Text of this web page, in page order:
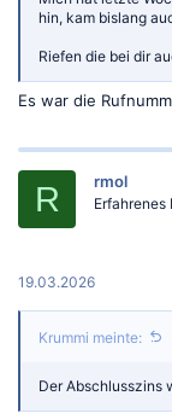
hin, kam bislang
Riefen die bei dir
Es war die
R rmol
Erfahrenes
19.03.2026
Krummi meinte:
Der Abschlusszins